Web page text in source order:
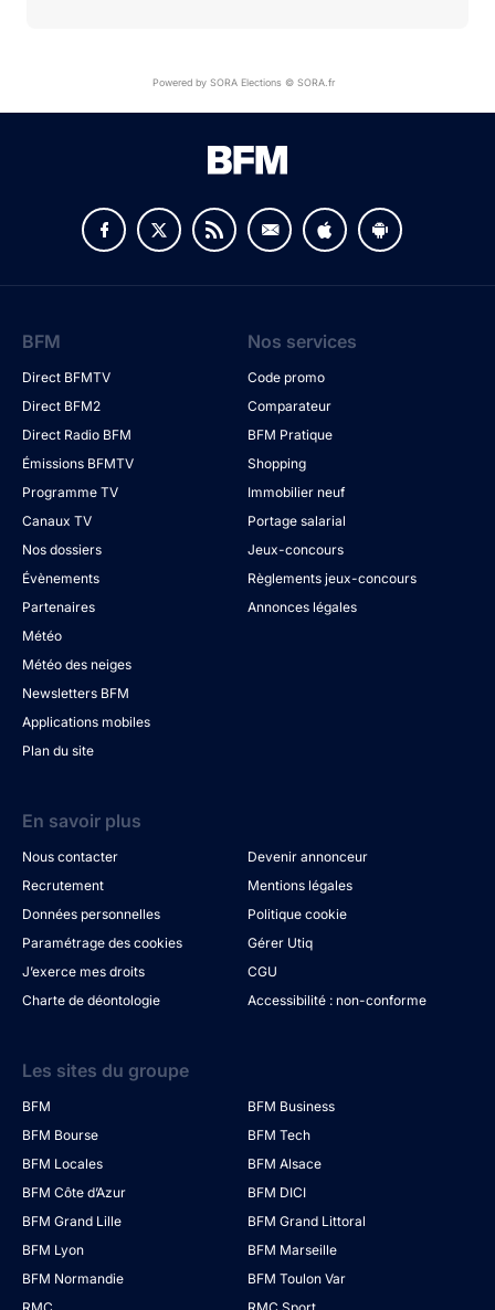
Powered by SORA Elections © SORA.fr
BFM
Direct BFMTV
Direct BFM2
Direct Radio BFM
Émissions BFMTV
Programme TV
Canaux TV
Nos dossiers
Évènements
Partenaires
Météo
Météo des neiges
Newsletters BFM
Applications mobiles
Plan du site
Nos services
Code promo
Comparateur
BFM Pratique
Shopping
Immobilier neuf
Portage salarial
Jeux-concours
Règlements jeux-concours
Annonces légales
En savoir plus
Nous contacter
Devenir annonceur
Recrutement
Mentions légales
Données personnelles
Politique cookie
Paramétrage des cookies
Gérer Utiq
J’exerce mes droits
CGU
Charte de déontologie
Accessibilité : non-conforme
Les sites du groupe
BFM
BFM Business
BFM Bourse
BFM Tech
BFM Locales
BFM Alsace
BFM Côte d’Azur
BFM DICI
BFM Grand Lille
BFM Grand Littoral
BFM Lyon
BFM Marseille
BFM Normandie
BFM Toulon Var